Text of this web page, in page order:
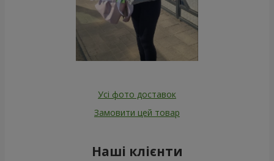
Усі фото доставок
Замовити цей товар
Наші клієнти